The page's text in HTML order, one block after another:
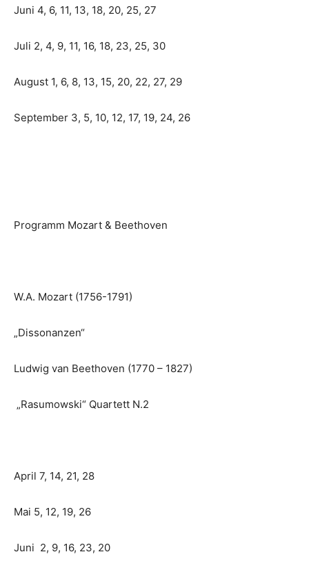
Juni 4, 6, 11, 13, 18, 20, 25, 27
Juli 2, 4, 9, 11, 16, 18, 23, 25, 30
August 1, 6, 8, 13, 15, 20, 22, 27, 29
September 3, 5, 10, 12, 17, 19, 24, 26
Programm Mozart & Beethoven
W.A. Mozart (1756-1791)
„Dissonanzen“
Ludwig van Beethoven (1770 – 1827)
„Rasumowski“ Quartett N.2
April 7, 14, 21, 28
Mai 5, 12, 19, 26
Juni 2, 9, 16, 23, 20